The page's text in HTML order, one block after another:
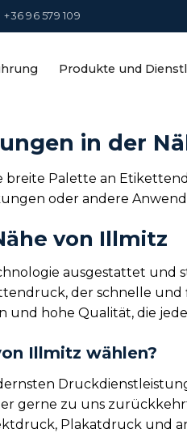
+36 96 579 109
Produkte und
in der
Palette an
oder andere
von Illmitz
ausgestattet
der schnelle
hohe Qualität, die
Illmitz wählen?
gerne zu uns
Plakatdruck und